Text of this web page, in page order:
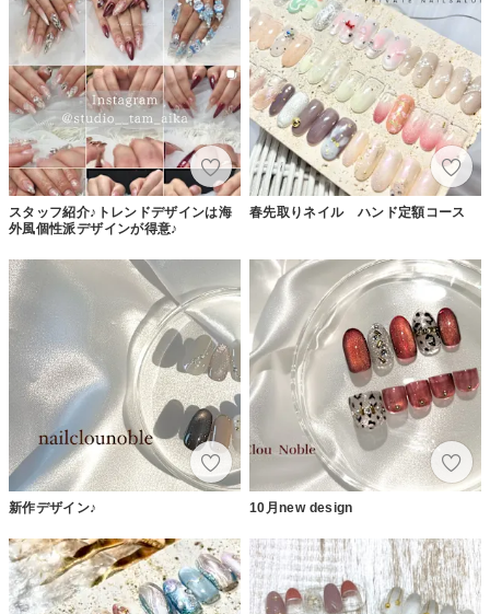
スタッフ紹介♪トレンドデザインは海
外風個性派デザインが得意♪
春先取りネイル ハンド定額コース
新作デザイン♪ 10月new design